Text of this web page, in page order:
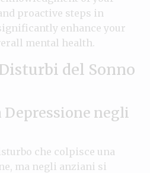
proactive steps in
enhance your
mental health.
del Sonno
Depressione negli
che colpisce una
ma negli anziani si